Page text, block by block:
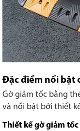
Đặc điểm nổi bật
Gờ giảm tốc bằng
và nổi bật bởi thiết
Thiết kế gờ giảm